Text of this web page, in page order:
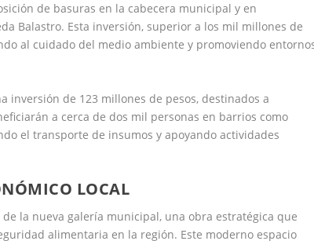
de basuras en la cabecera municipal y en
Balastro. Esta inversión, superior a los mil millones de
al cuidado del medio ambiente y promoviendo
inversión de 123 millones de pesos, destinados a
a cerca de dos mil personas en barrios como
el transporte de insumos y apoyando actividades
LOCAL
la nueva galería municipal, una obra estratégica que
alimentaria en la región. Este moderno espacio